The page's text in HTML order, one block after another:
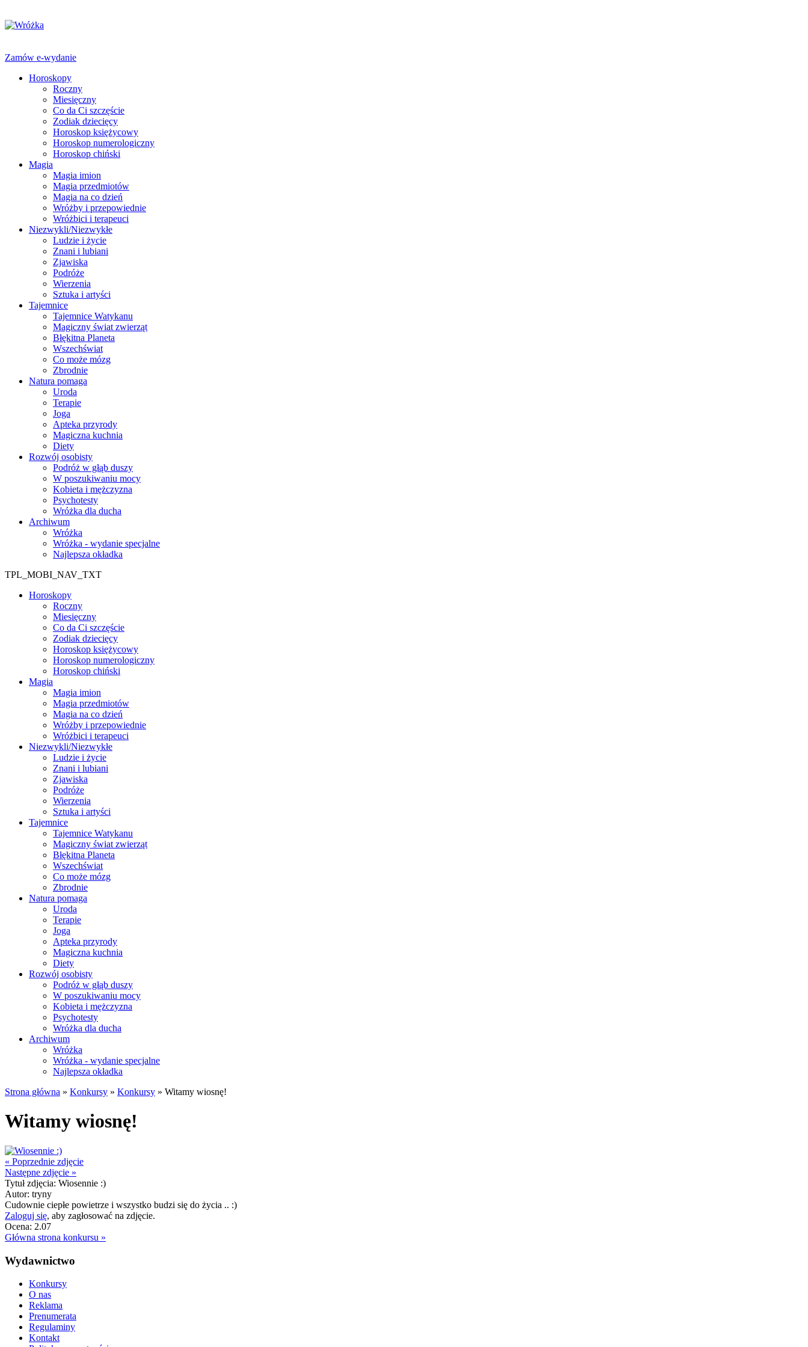
Zamów e-wydanie
Horoskopy
Roczny
Miesięczny
Co da Ci szczęście
Zodiak dziecięcy
Horoskop księżycowy
Horoskop numerologiczny
Horoskop chiński
Magia
Magia imion
Magia przedmiotów
Magia na co dzień
Wróżby i przepowiednie
Wróżbici i terapeuci
Niezwykli/Niezwykłe
Ludzie i życie
Znani i lubiani
Zjawiska
Podróże
Wierzenia
Sztuka i artyści
Tajemnice
Tajemnice Watykanu
Magiczny świat zwierząt
Błękitna Planeta
Wszechświat
Co może mózg
Zbrodnie
Natura pomaga
Uroda
Terapie
Joga
Apteka przyrody
Magiczna kuchnia
Diety
Rozwój osobisty
Podróż w głąb duszy
W poszukiwaniu mocy
Kobieta i mężczyzna
Psychotesty
Wróżka dla ducha
Archiwum
Wróżka
Wróżka - wydanie specjalne
Najlepsza okładka
TPL_MOBI_NAV_TXT
Horoskopy
Roczny
Miesięczny
Co da Ci szczęście
Zodiak dziecięcy
Horoskop księżycowy
Horoskop numerologiczny
Horoskop chiński
Magia
Magia imion
Magia przedmiotów
Magia na co dzień
Wróżby i przepowiednie
Wróżbici i terapeuci
Niezwykli/Niezwykłe
Ludzie i życie
Znani i lubiani
Zjawiska
Podróże
Wierzenia
Sztuka i artyści
Tajemnice
Tajemnice Watykanu
Magiczny świat zwierząt
Błękitna Planeta
Wszechświat
Co może mózg
Zbrodnie
Natura pomaga
Uroda
Terapie
Joga
Apteka przyrody
Magiczna kuchnia
Diety
Rozwój osobisty
Podróż w głąb duszy
W poszukiwaniu mocy
Kobieta i mężczyzna
Psychotesty
Wróżka dla ducha
Archiwum
Wróżka
Wróżka - wydanie specjalne
Najlepsza okładka
Strona główna » Konkursy » Konkursy » Witamy wiosnę!
Witamy wiosnę!
« Poprzednie zdjęcie
Następne zdjęcie »
Tytuł zdjęcia: Wiosennie :)
Autor: tryny
Cudownie ciepłe powietrze i wszystko budzi się do życia .. :)
Zaloguj się, aby zagłosować na zdjęcie.
Ocena: 2.07
Główna strona konkursu »
Wydawnictwo
Konkursy
O nas
Reklama
Prenumerata
Regulaminy
Kontakt